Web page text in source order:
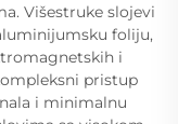
Višestruke slojevi
foliju,
i
pristup
i minimalnu